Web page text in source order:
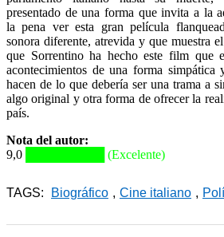
presentado de una forma que invita a la
la pena ver esta gran película
sonora diferente, atrevida y que muestra
que Sorrentino ha hecho este film que
acontecimientos de una forma simpática
hacen de lo que debería ser una trama a
algo original y otra forma de ofrecer la
país.
Nota del autor:
9,0
█████████ (Excelente)
TAGS: Biográfico , Cine italiano ,